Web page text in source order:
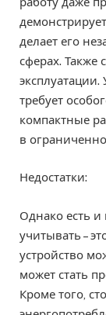
делает его
сферах. Также
эксплуатации.
требует
компактные
в
Недостатки:
Однако есть и
учитывать –
устройство
может стать
Кроме того,